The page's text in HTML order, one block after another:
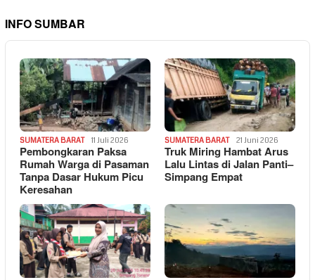
INFO SUMBAR
SUMATERA BARAT 11 Juli 2026
Pembongkaran Paksa
Rumah Warga di Pasaman
Tanpa Dasar Hukum Picu
Keresahan
SUMATERA BARAT 21 Juni 2026
Truk Miring Hambat Arus
Lalu Lintas di Jalan Panti–
Simpang Empat